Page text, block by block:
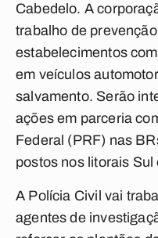
Cabedelo. A
trabalho de
estabelecimentos
em veículos
salvamento. Serão
ações em parceria
Federal (PRF) nas
postos nos litorais Sul
A Polícia Civil vai
agentes de